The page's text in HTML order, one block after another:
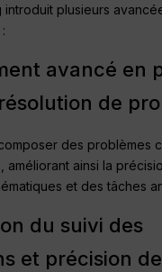
introduit plusieurs
avancé en
de
des problèmes
améliorant ainsi la
et des tâches
du suivi des
et précision